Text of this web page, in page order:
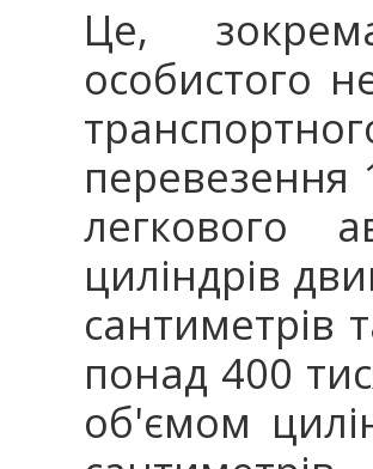
Це,
особистого
перевезення
легкового
циліндрів
сантиметрів
понад 400
об'ємом